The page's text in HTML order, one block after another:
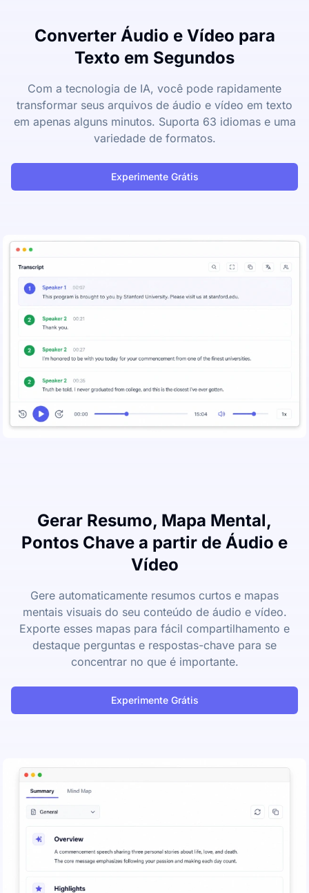
Converter Áudio e Vídeo para
Texto em Segundos
Com a tecnologia de IA, você pode rapidamente
transformar seus arquivos de áudio e vídeo em texto
em apenas alguns minutos. Suporta 63 idiomas e uma
variedade de formatos.
Experimente Grátis
Gerar Resumo, Mapa Mental,
Pontos Chave a partir de Áudio e
Vídeo
Gere automaticamente resumos curtos e mapas
mentais visuais do seu conteúdo de áudio e vídeo.
Exporte esses mapas para fácil compartilhamento e
destaque perguntas e respostas-chave para se
concentrar no que é importante.
Experimente Grátis